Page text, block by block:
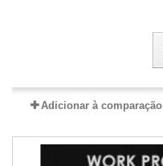
Adicionar à comparação